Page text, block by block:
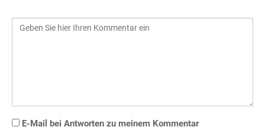
E-Mail bei Antworten zu meinem Kommentar